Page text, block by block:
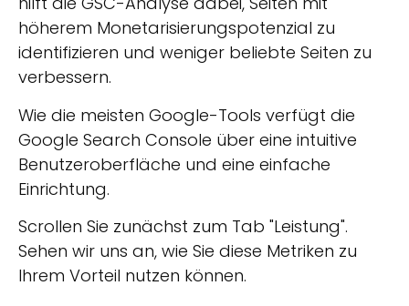
höherem Monetarisierungspotenzial zu
identifizieren und weniger beliebte Seiten zu
verbessern.
Wie die meisten Google-Tools verfügt die
Google Search Console über eine intuitive
Benutzeroberfläche und eine einfache
Einrichtung.
Scrollen Sie zunächst zum Tab "Leistung".
Sehen wir uns an, wie Sie diese Metriken zu
Ihrem Vorteil nutzen können.